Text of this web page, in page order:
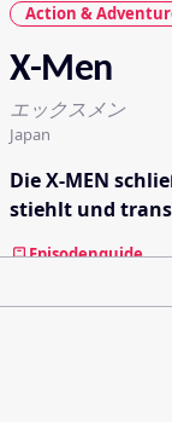
Action &
X-Men
エックスメン
Japan
Die X-MEN
stiehlt und
Episodenguide